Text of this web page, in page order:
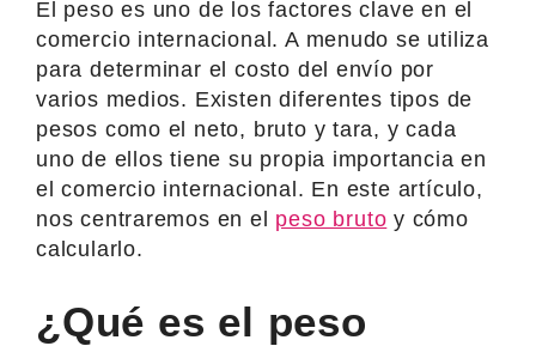
El peso es uno de los factores clave en el
comercio internacional. A menudo se utiliza
para determinar el costo del envío por
varios medios. Existen diferentes tipos de
pesos como el neto, bruto y tara, y cada
uno de ellos tiene su propia importancia en
el comercio internacional. En este artículo,
nos centraremos en el peso bruto y cómo
calcularlo.
¿Qué es el peso